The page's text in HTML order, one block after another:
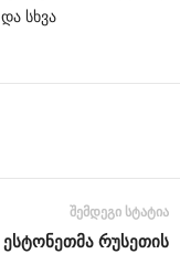
და სხვა
შემდეგი სტატია
ესტონეთმა რუსეთის